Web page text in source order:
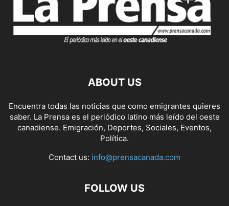
ABOUT US
Encuentra todas las noticias que como emigrantes quieres
saber. La Prensa es el periódico latino más leído del oeste
canadiense. Emigración, Deportes, Sociales, Eventos,
Política.
Contact us: info@prensacanada.com
FOLLOW US